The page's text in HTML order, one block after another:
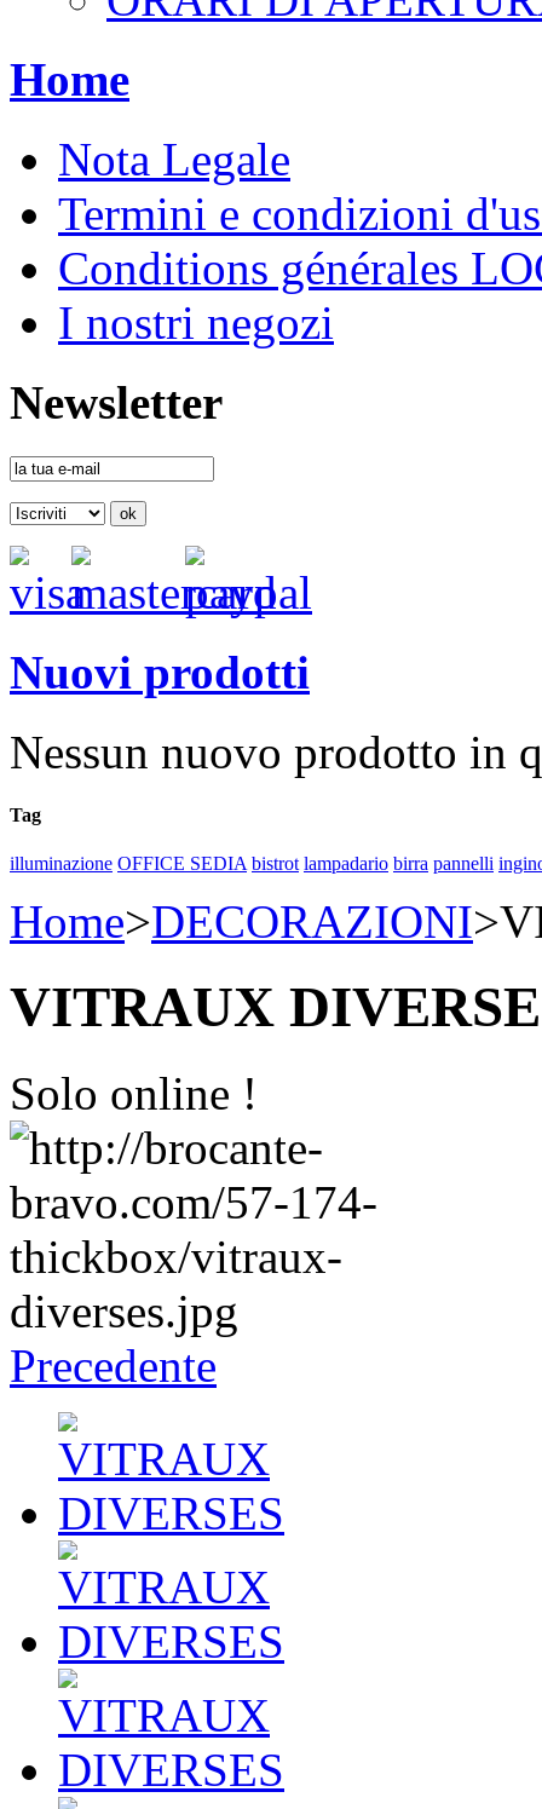
Home
Nota Legale
Termini e condizioni
Conditions générales
I nostri negozi
Newsletter
Nuovi prodotti
Nessun nuovo prodotto in
Tag
illuminazione OFFICE SEDIA bistrot lampadario birra pannelli
Home>DECORAZIONI>
VITRAUX
Solo online !
Precedente